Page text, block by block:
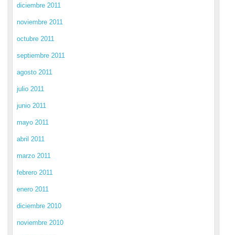
diciembre 2011
noviembre 2011
octubre 2011
septiembre 2011
agosto 2011
julio 2011
junio 2011
mayo 2011
abril 2011
marzo 2011
febrero 2011
enero 2011
diciembre 2010
noviembre 2010